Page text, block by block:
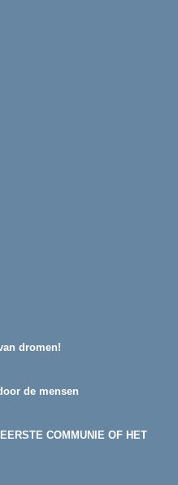
dromen!
de mensen
COMMUNIE OF HET